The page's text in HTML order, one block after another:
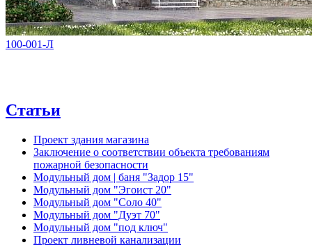
100-001-Л
Статьи
Проект здания магазина
Заключение о соответствии объекта требованиям
пожарной безопасности
Модульный дом | баня "Задор 15"
Модульный дом "Эгоист 20"
Модульный дом "Соло 40"
Модульный дом "Дуэт 70"
Модульный дом "под ключ"
Проект ливневой канализации